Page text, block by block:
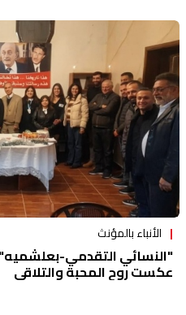
الأنباء بالمؤنث
"النسائي التقدمي-
عكست روح المحبة والتلاقي